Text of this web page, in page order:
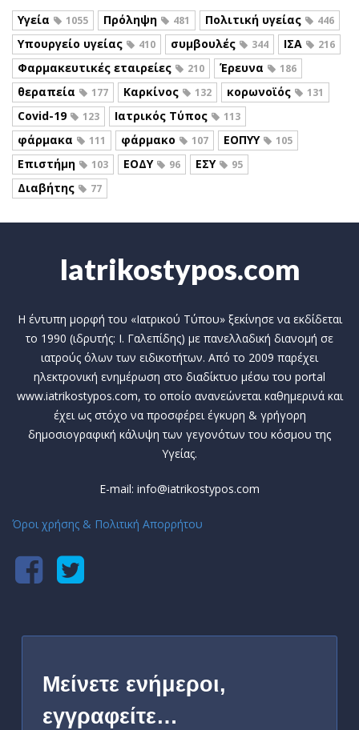
Υγεία 1055 Πρόληψη 481 Πολιτική υγείας 446
Υπουργείο υγείας 410 συμβουλές 344 ΙΣΑ 216
Φαρμακευτικές εταιρείες 210 Έρευνα 186
θεραπεία 177 Καρκίνος 132 κορωνοϊός 131
Covid-19 123 Ιατρικός Τύπος 113
φάρμακα 111 φάρμακο 107 ΕΟΠΥΥ 105
Επιστήμη 103 ΕΟΔΥ 96 ΕΣΥ 95
Διαβήτης 77
Iatrikostypos.com
Η έντυπη μορφή του «Ιατρικού Τύπου» ξεκίνησε να εκδίδεται
το 1990 (ιδρυτής: Ι. Γαλεπίδης) με πανελλαδική διανομή σε
ιατρούς όλων των ειδικοτήτων. Από το 2009 παρέχει
ηλεκτρονική ενημέρωση στο διαδίκτυο μέσω του portal
www.iatrikostypos.com, το οποίο ανανεώνεται καθημερινά και
έχει ως στόχο να προσφέρει έγκυρη & γρήγορη
δημοσιογραφική κάλυψη των γεγονότων του κόσμου της
Υγείας.
E-mail: info@iatrikostypos.com
Όροι χρήσης & Πολιτική Απορρήτου
Μείνετε ενήμεροι,
εγγραφείτε…